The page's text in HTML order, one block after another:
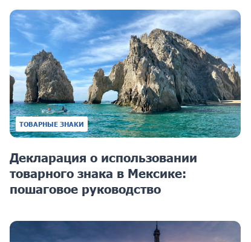
ТОВАРНЫЕ ЗНАКИ
Декларация о использовании
товарного знака в Мексике:
пошаговое руководство